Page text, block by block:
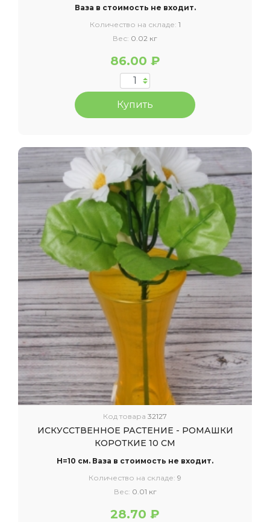
Ваза в стоимость не входит.
Количество на складе: 1
Вес: 0.02 кг
86.00 ₽
Купить
Код товара 32127
ИСКУССТВЕННОЕ РАСТЕНИЕ - РОМАШКИ
КОРОТКИЕ 10 СМ
H=10 см. Ваза в стоимость не входит.
Количество на складе: 9
Вес: 0.01 кг
28.70 ₽